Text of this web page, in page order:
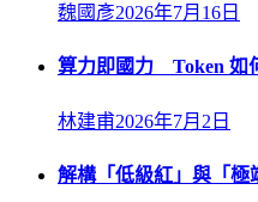
魏國彥2026年7月16日
算力即國力 Token 如
林建甫2026年7月2日
解構「低級紅」與「